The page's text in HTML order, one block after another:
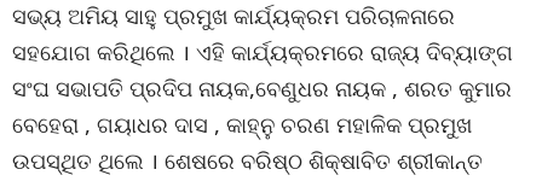
ସଭ୍ୟ ଅମିୟ ସାହୁ ପ୍ରମୁଖ କାର୍ଯ୍ୟକ୍ରମ ପରିଚାଳନାରେ
ସହଯୋଗ କରିଥିଲେ । ଏହି କାର୍ଯ୍ୟକ୍ରମରେ ରାଜ୍ୟ ଦିବ୍ୟାଙ୍ଗ
ସଂଘ ସଭାପତି ପ୍ରଦିପ ନାୟକ,ବେଣୁଧର ନାୟକ , ଶରତ କୁମାର
ବେହେରା , ଗୟାଧର ଦାସ , କାହ୍ନୁ ଚରଣ ମହାଳିକ ପ୍ରମୁଖ
ଉପସ୍ଥିତ ଥିଲେ । ଶେଷରେ ବରିଷ୍ଠ ଶିକ୍ଷାବିତ ଶ୍ରୀକାନ୍ତ